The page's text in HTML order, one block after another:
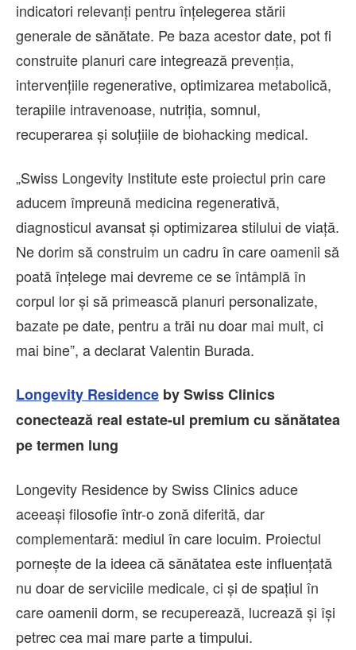
indicatori relevanți pentru înțelegerea stării
generale de sănătate. Pe baza acestor date, pot fi
construite planuri care integrează prevenția,
intervențiile regenerative, optimizarea metabolică,
terapiile intravenoase, nutriția, somnul,
recuperarea și soluțiile de biohacking medical.
„Swiss Longevity Institute este proiectul prin care
aducem împreună medicina regenerativă,
diagnosticul avansat și optimizarea stilului de viață.
Ne dorim să construim un cadru în care oamenii să
poată înțelege mai devreme ce se întâmplă în
corpul lor și să primească planuri personalizate,
bazate pe date, pentru a trăi nu doar mai mult, ci
mai bine”, a declarat Valentin Burada.
Longevity Residence by Swiss Clinics
conectează real estate-ul premium cu sănătatea
pe termen lung
Longevity Residence by Swiss Clinics aduce
aceeași filosofie într-o zonă diferită, dar
complementară: mediul în care locuim. Proiectul
pornește de la ideea că sănătatea este influențată
nu doar de serviciile medicale, ci și de spațiul în
care oamenii dorm, se recuperează, lucrează și își
petrec cea mai mare parte a timpului.